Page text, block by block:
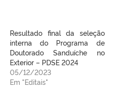
Resultado final da seleção
interna do Programa de
Doutorado Sanduíche no
Exterior – PDSE 2024
05/12/2023
Em "Editais"